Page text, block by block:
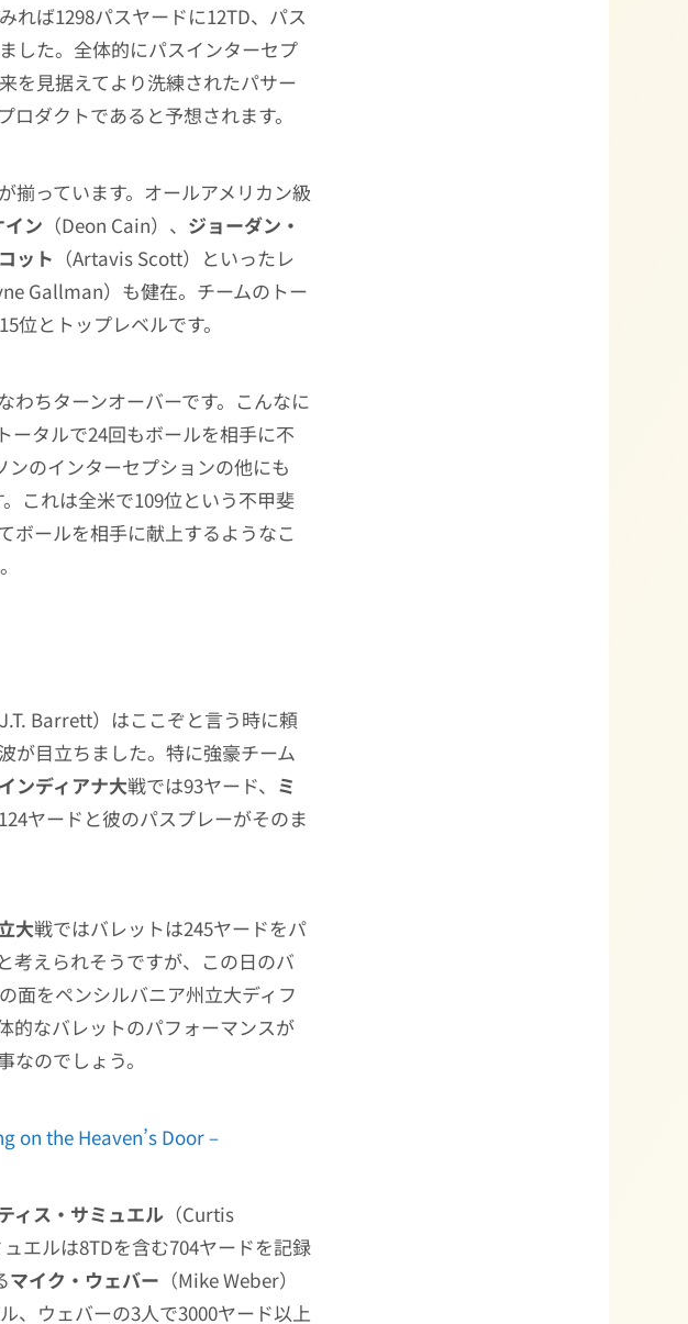
れば1298パスヤードに12TD、パス
した。全体的にパスインターセプ
を見据えてより洗練されたパサー
ダクトであると予想されます。
揃っています。オールアメリカン級
ン （Deon Cain）、 ジョーダン・
ット （Artavis Scott）といったレ
Gallman）も健在。チームのトー
位とトップレベルです。
わちターンオーバーです。こんなに
ータルで24回もボールを相手に不
ンのインターセプションの他にも
これは全米で109位という不甲斐
ボールを相手に献上するようなこ
J.T. Barrett）はここぞと言う時に頼
が目立ちました。特に強豪チーム
インディアナ大戦では93ヤード、 ミ
ヤードと彼のパスプレーがそのま
大戦ではバレットは245ヤードをパ
考えられそうですが、この日のバ
面をペンシルバニア州立大ディフ
的なバレットのパフォーマンスが
のでしょう。
on the Heaven’s Door –
ィス・サミュエル （Curtis
エルは8TDを含む704ヤードを記録
マイク・ウェバー （Mike Weber）
、ウェバーの3人で3000ヤード以上